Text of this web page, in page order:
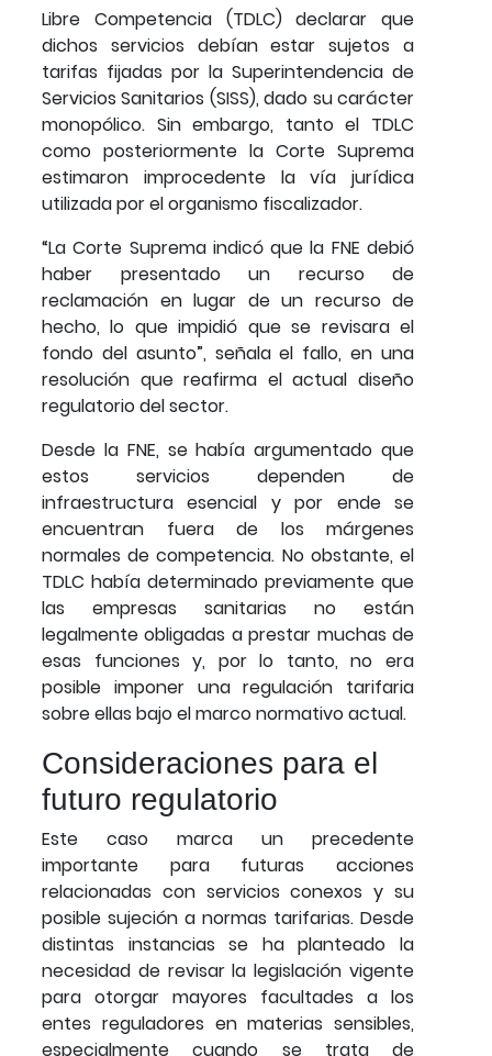
Libre Competencia (TDLC) declarar que
dichos servicios debían estar sujetos a
tarifas fijadas por la Superintendencia de
Servicios Sanitarios (SISS), dado su carácter
monopólico. Sin embargo, tanto el TDLC
como posteriormente la Corte Suprema
estimaron improcedente la vía jurídica
utilizada por el organismo fiscalizador.
“La Corte Suprema indicó que la FNE debió
haber presentado un recurso de
reclamación en lugar de un recurso de
hecho, lo que impidió que se revisara el
fondo del asunto”, señala el fallo, en una
resolución que reafirma el actual diseño
regulatorio del sector.
Desde la FNE, se había argumentado que
estos servicios dependen de
infraestructura esencial y por ende se
encuentran fuera de los márgenes
normales de competencia. No obstante, el
TDLC había determinado previamente que
las empresas sanitarias no están
legalmente obligadas a prestar muchas de
esas funciones y, por lo tanto, no era
posible imponer una regulación tarifaria
sobre ellas bajo el marco normativo actual.
Consideraciones para el
futuro regulatorio
Este caso marca un precedente
importante para futuras acciones
relacionadas con servicios conexos y su
posible sujeción a normas tarifarias. Desde
distintas instancias se ha planteado la
necesidad de revisar la legislación vigente
para otorgar mayores facultades a los
entes reguladores en materias sensibles,
especialmente cuando se trata de